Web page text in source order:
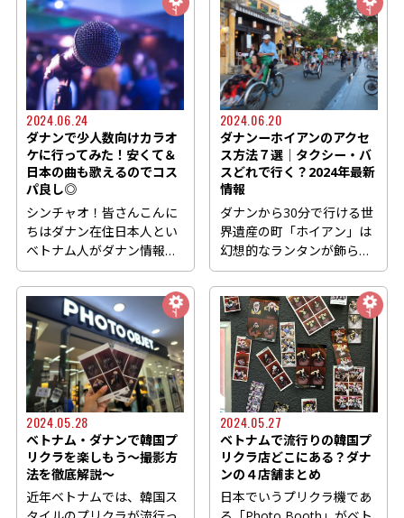
2024.06.24
ダナンで少人数向けカラオ
ケに行ってみた！安くて＆
日本の曲も歌えるのでコス
パ良し◎
シンチャオ！皆さんこんに
ちはダナン在住日本人とい
ベトナム人がダナン情報を
発信しているDanang.style
で...
2024.06.20
ダナンーホイアンのアクセ
ス方法７選│タクシー・バ
スどれで行く？2024年最新
情報
ダナンから30分で行ける世
界遺産の町「ホイアン」は
幻想的なランタンが飾ら
れ、中部に来たら必ず訪れ
た...
2024.05.28
ベトナム・ダナンで韓国プ
リクラを楽しもう～撮影方
法を徹底解説～
近年ベトナムでは、韓国ス
2024.05.27
ベトナムで流行りの韓国プ
リクラ店どこにある？ダナ
ンの４店舗まとめ
日本でいうプリクラ機であ